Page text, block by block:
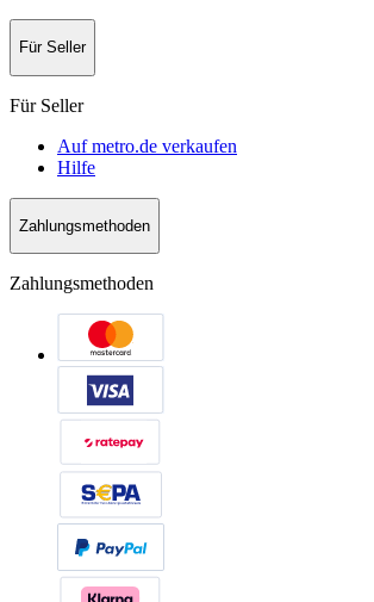
Für Seller
Für Seller
Auf metro.de verkaufen
Hilfe
Zahlungsmethoden
Zahlungsmethoden